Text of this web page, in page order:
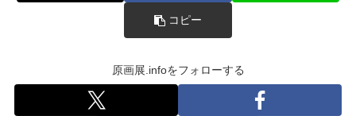
コピー
原画展.infoをフォローする